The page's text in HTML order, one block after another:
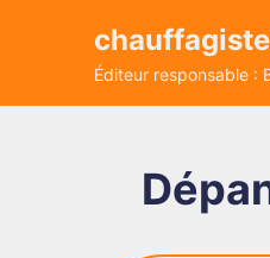
Éditeur responsable :